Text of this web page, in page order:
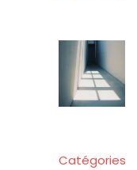
Catégories